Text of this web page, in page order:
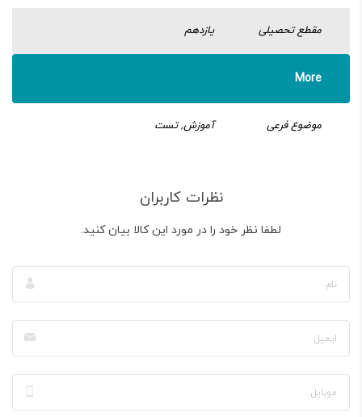
مقطع تحصیلی یازدهم
More
موضوع فرعی آموزش, تست
نظرات کاربران
لطفا نظر خود را در مورد این کالا بیان کنید.